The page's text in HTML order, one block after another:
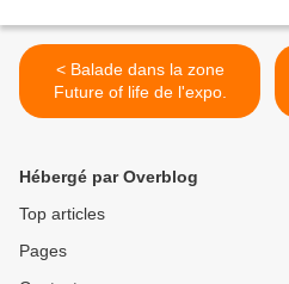
< Balade dans la zone
Future of life de l'expo.
Hébergé par Overblog
Top articles
Pages